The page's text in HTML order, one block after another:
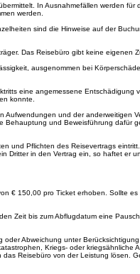
In Ausnahmefällen werden
werden.
sind die Hinweise auf der
Das Reisebüro gibt keine
ausgenommen bei
eine angemessene
konnte.
und der
und Beweisführung
und Pflichten des Reisevertrags
in den Vertrag ein, so haftet
€ 150,00 pro Ticket erhoben. Sollte
Zeit bis zum Abflugdatum eine
Abweichung unter
Kriegs- oder
Reisebüro von der Leistung lösen.